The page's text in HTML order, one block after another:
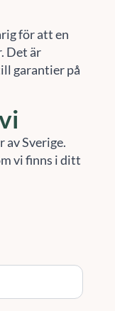
för att en
Det är
garantier på
av Sverige.
vi finns i ditt